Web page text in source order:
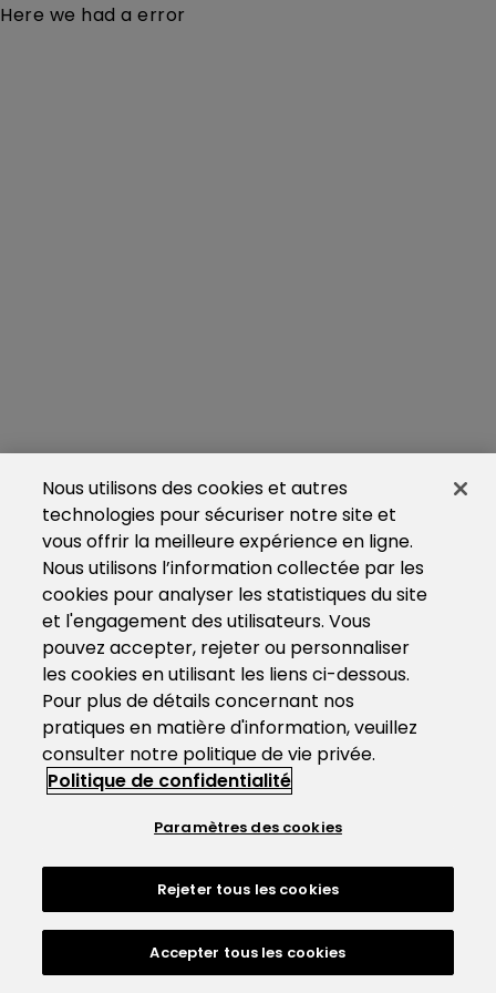
Here we had a error
Nous utilisons des cookies et autres
technologies pour sécuriser notre site et
vous offrir la meilleure expérience en ligne.
Nous utilisons l’information collectée par les
cookies pour analyser les statistiques du site
et l'engagement des utilisateurs. Vous
pouvez accepter, rejeter ou personnaliser
les cookies en utilisant les liens ci-dessous.
Pour plus de détails concernant nos
pratiques en matière d'information, veuillez
consulter notre politique de vie privée.
Politique de confidentialité
Paramètres des cookies
Rejeter tous les cookies
Accepter tous les cookies